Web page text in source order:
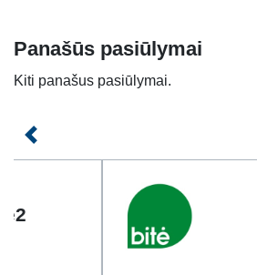
Panašūs pasiūlymai
Kiti panašus pasiūlymai.
Ankstesnis